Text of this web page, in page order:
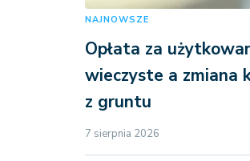
NAJNOWSZE
Opłata za
wieczyste a zmiana
z gruntu
7 sierpnia 2026